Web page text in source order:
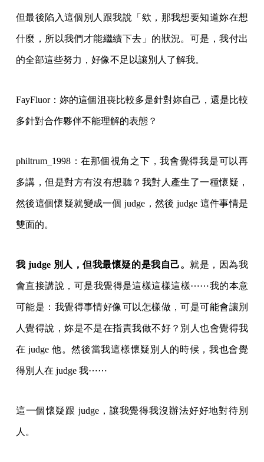
但最後陷入這個別人跟我說「欸，那我想要知道妳在想
什麼，所以我們才能繼續下去」的狀況。可是，我付出
的全部這些努力，好像不足以讓別人了解我。
FayFluor：妳的這個沮喪比較多是針對妳自己，還是比較
多針對合作夥伴不能理解的表態？
philtrum_1998：在那個視角之下，我會覺得我是可以再
多講，但是對方有沒有想聽？我對人產生了一種懷疑，
然後這個懷疑就變成一個 judge，然後 judge 這件事情是
雙面的。
我 judge 別人，但我最懷疑的是我自己。 就是，因為我
會直接講說，可是我覺得是這樣這樣這樣⋯⋯我的本意
可能是：我覺得事情好像可以怎樣做，可是可能會讓別
人覺得說，妳是不是在指責我做不好？別人也會覺得我
在 judge 他。然後當我這樣懷疑別人的時候，我也會覺
得別人在 judge 我⋯⋯
這一個懷疑跟 judge，讓我覺得我沒辦法好好地對待別
人。